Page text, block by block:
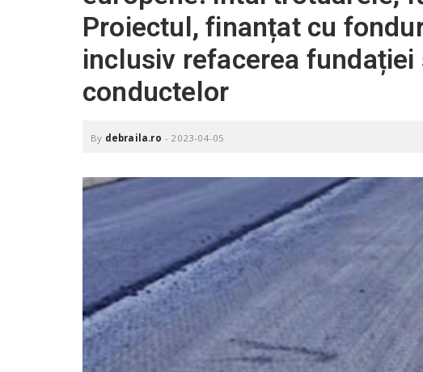
.
r
o
Proiectul, finanțat cu
inclusiv refacerea
conductelor
By debraila.ro - 2023-04-05